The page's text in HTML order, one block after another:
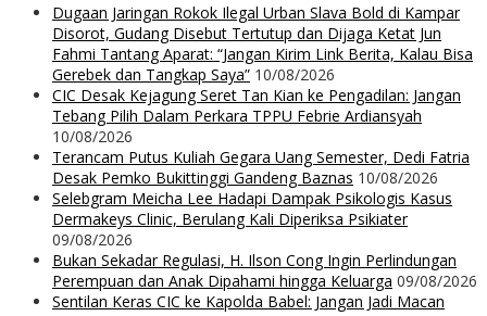
Dugaan Jaringan Rokok Ilegal Urban Slava Bold di Kampar
Disorot, Gudang Disebut Tertutup dan Dijaga Ketat Jun
Fahmi Tantang Aparat: “Jangan Kirim Link Berita, Kalau Bisa
Gerebek dan Tangkap Saya” 10/08/2026
CIC Desak Kejagung Seret Tan Kian ke Pengadilan: Jangan
Tebang Pilih Dalam Perkara TPPU Febrie Ardiansyah
10/08/2026
Terancam Putus Kuliah Gegara Uang Semester, Dedi Fatria
Desak Pemko Bukittinggi Gandeng Baznas 10/08/2026
Selebgram Meicha Lee Hadapi Dampak Psikologis Kasus
Dermakeys Clinic, Berulang Kali Diperiksa Psikiater
09/08/2026
Bukan Sekadar Regulasi, H. Ilson Cong Ingin Perlindungan
Perempuan dan Anak Dipahami hingga Keluarga 09/08/2026
Sentilan Keras CIC ke Kapolda Babel: Jangan Jadi Macan